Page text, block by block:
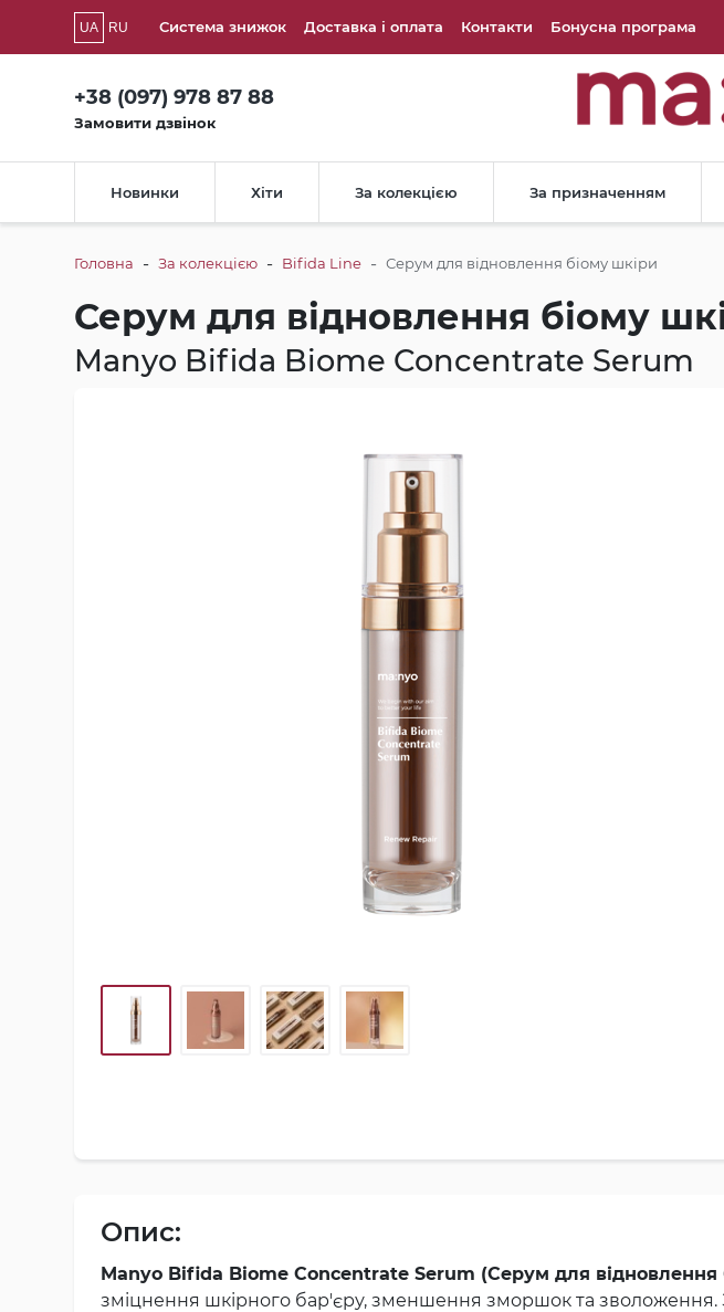
UA RU Система знижок Доставка і оплата Контакти Бонусна програма
+38 (097) 978 87 88
Замовити дзвінок
Новинки Хіти За колекцією За призначенням
Головна - За колекцією - Bifida Line - Серум для відновлення біому шкіри
Серум для відновлення біому
Manyo Bifida Biome Concentrate Serum
Опис:
Manyo Bifida Biome Concentrate Serum (Серум для відновлення
зміцнення шкірного бар'єру, зменшення зморшок та зволоження.